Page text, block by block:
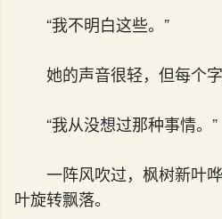
“我不明白这些。”
她的声音很轻，但每个
“我从没想过那种事情。”
一阵风吹过，枫树新叶
叶旋转飘落。